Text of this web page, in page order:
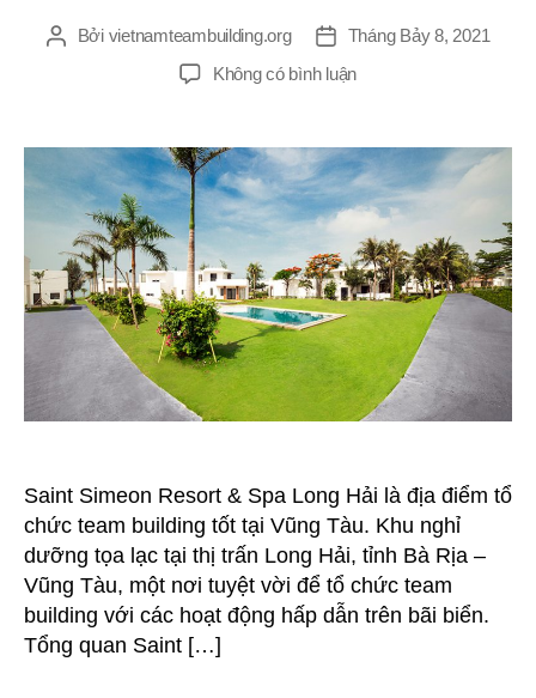
TácBởi vietnamteambuilding.org
Ngày
đăng
Tháng Bảy 8, 2021
Không có bình luậnở
Tại
Saint
Simeon
Resort
&
Spa
Long
Saint Simeon Resort & Spa Long Hải là địa điểm tổ
chức team building tốt tại Vũng Tàu. Khu nghỉ
dưỡng tọa lạc tại thị trấn Long Hải, tỉnh Bà Rịa –
Vũng Tàu, một nơi tuyệt vời để tổ chức team
building với các hoạt động hấp dẫn trên bãi biển.
Tổng quan Saint […]